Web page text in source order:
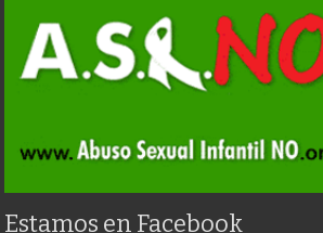
Estamos en Facebook